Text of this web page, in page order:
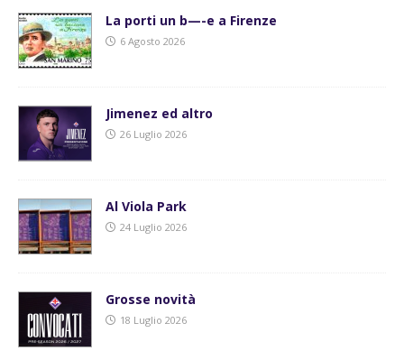
La porti un b—-e a Firenze
6 Agosto 2026
Jimenez ed altro
26 Luglio 2026
Al Viola Park
24 Luglio 2026
Grosse novità
18 Luglio 2026